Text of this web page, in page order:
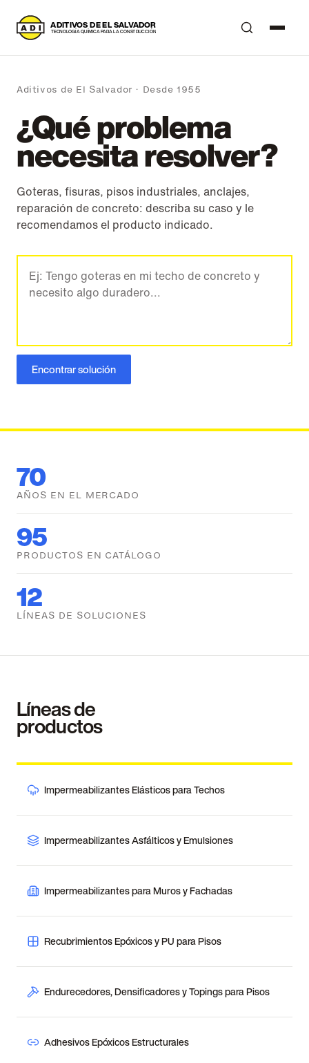
A DITIVOS DE EL SALVADOR
T ECNOLOGÍA QUÍMICA PARA LA CONSTRUCCIÓN
Aditivos de El Salvador · Desde 1955
¿Qué problema
necesita resolver?
Goteras, fisuras, pisos industriales, anclajes,
reparación de concreto: describa su caso y le
recomendamos el producto indicado.
Encontrar solución
70
AÑOS EN EL MERCADO
95
PRODUCTOS EN CATÁLOGO
12
LÍNEAS DE SOLUCIONES
Líneas de
productos
Impermeabilizantes Elásticos para Techos
Impermeabilizantes Asfálticos y Emulsiones
Impermeabilizantes para Muros y Fachadas
Recubrimientos Epóxicos y PU para Pisos
Endurecedores, Densificadores y Topings para Pisos
Adhesivos Epóxicos Estructurales